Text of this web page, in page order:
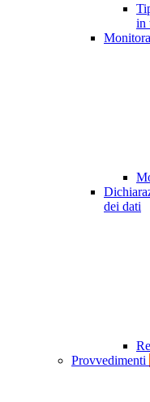
in
dei dati
Provvedimenti